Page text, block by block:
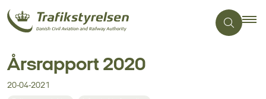
Årsrapport 2020
20-04-2021